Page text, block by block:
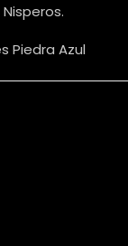
Piedra Azul